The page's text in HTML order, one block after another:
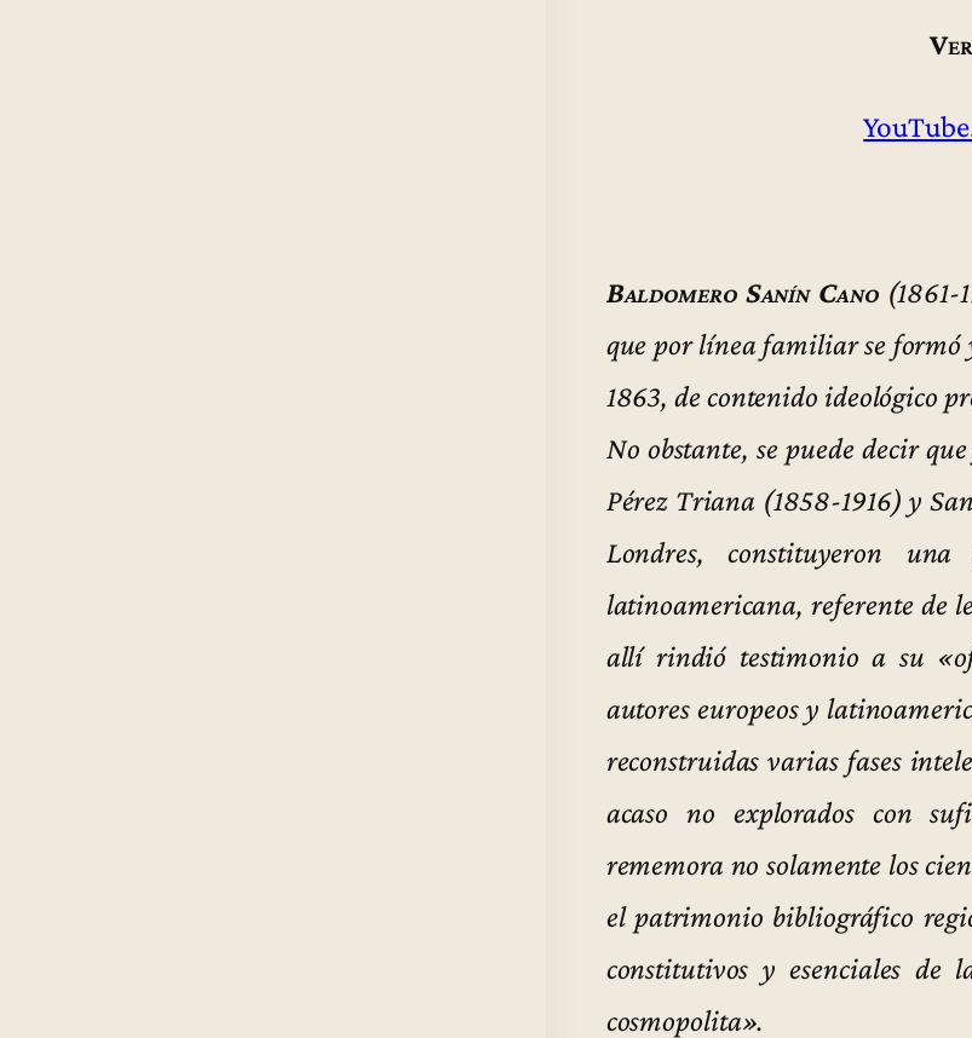
Baldomero Sanín Cano(1861-
que por línea familiar se formó
1863, de contenido ideológico
No obstante, se puede decir
Pérez Triana (1858-1916) y
Londres, constituyeron
latinoamericana, referente de
allí rindió testimonio a su
autores europeos y
reconstruidas varias fases
acaso no explorados con
rememora no solamente los
el patrimonio bibliográfico
constitutivos y esenciales de
cosmopolita».